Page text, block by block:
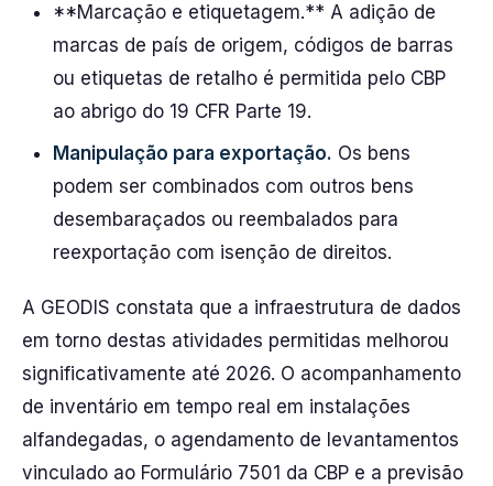
**Marcação e etiquetagem.** A adição de
marcas de país de origem, códigos de barras
ou etiquetas de retalho é permitida pelo CBP
ao abrigo do 19 CFR Parte 19.
Manipulação para exportação. Os bens
podem ser combinados com outros bens
desembaraçados ou reembalados para
reexportação com isenção de direitos.
A GEODIS constata que a infraestrutura de dados
em torno destas atividades permitidas melhorou
significativamente até 2026. O acompanhamento
de inventário em tempo real em instalações
alfandegadas, o agendamento de levantamentos
vinculado ao Formulário 7501 da CBP e a previsão